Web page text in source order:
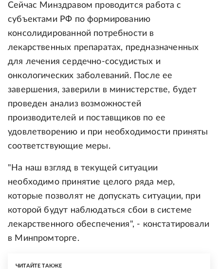
Сейчас Минздравом проводится работа с
субъектами РФ по формированию
консолидированной потребности в
лекарственных препаратах, предназначенных
для лечения сердечно-сосудистых и
онкологических заболеваний. После ее
завершения, заверили в министерстве, будет
проведен анализ возможностей
производителей и поставщиков по ее
удовлетворению и при необходимости приняты
соответствующие меры.
"На наш взгляд в текущей ситуации
необходимо принятие целого ряда мер,
которые позволят не допускать ситуации, при
которой будут наблюдаться сбои в системе
лекарственного обеспечения", - констатировали
в Минпромторге.
ЧИТАЙТЕ ТАКЖЕ